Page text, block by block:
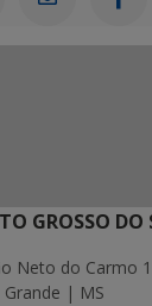
GROSSO DO
Neto do Carmo
Grande | MS